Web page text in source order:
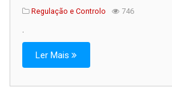
Regulação e Controlo 746
Ler Mais